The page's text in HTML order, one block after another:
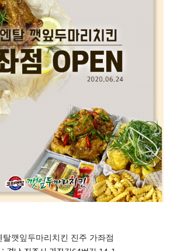
탈깻잎두마리치킨 진주 가좌점